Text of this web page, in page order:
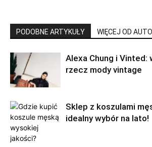
PODOBNE ARTYKUŁY WIĘCEJ OD
Alexa Chung i Vinted:
rzecz mody vintage
Sklep z koszulami
idealny wybór na lato!